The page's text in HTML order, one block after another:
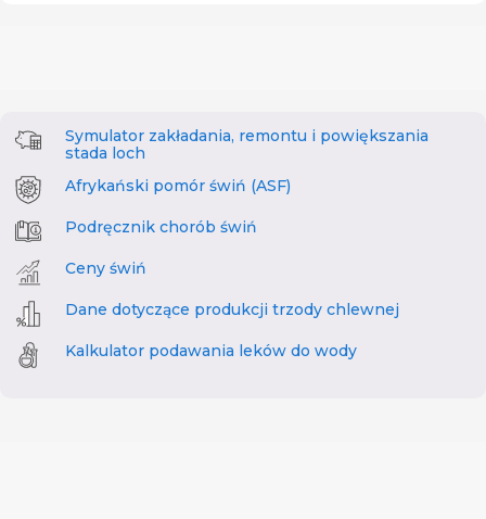
Symulator zakładania, remontu i powiększania
stada loch
Afrykański pomór świń (ASF)
Podręcznik chorób świń
Ceny świń
Dane dotyczące produkcji trzody chlewnej
Kalkulator podawania leków do wody